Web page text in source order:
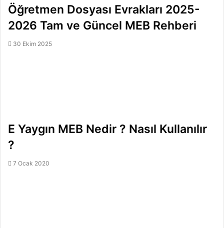
Öğretmen Dosyası Evrakları 2025-
2026 Tam ve Güncel MEB Rehberi
30 Ekim 2025
E Yaygın MEB Nedir ? Nasıl Kullanılır
?
7 Ocak 2020